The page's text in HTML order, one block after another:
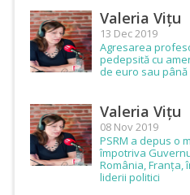
Valeria Vițu
13 Dec 2019
Agresarea
pedepsită cu
de euro sau
Valeria Vițu
08 Nov 2019
PSRM a depus o
împotriva
România, Franța,
liderii politici